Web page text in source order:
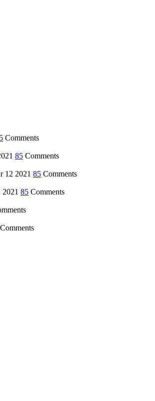
Comments
85 Comments
12 2021 85 Comments
85 Comments
Comments